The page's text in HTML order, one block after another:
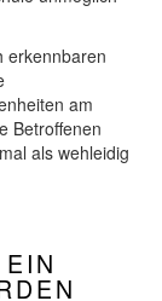
erkennbaren
am
Betroffenen
als wehleidig